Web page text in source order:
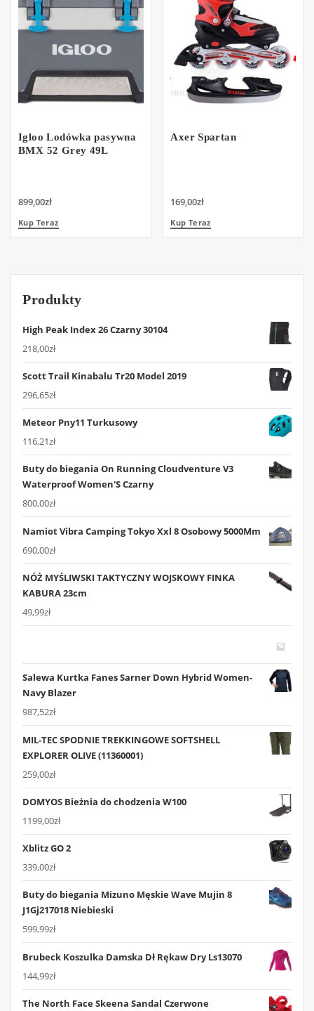
Igloo Lodówka pasywna
BMX 52 Grey 49L
899,00zł
Kup Teraz
Axer Spartan
169,00zł
Kup Teraz
Produkty
High Peak Index 26 Czarny 30104
218,00zł
Scott Trail Kinabalu Tr20 Model 2019
296,65zł
Meteor Pny11 Turkusowy
116,21zł
Buty do biegania On Running Cloudventure V3
Waterproof Women'S Czarny
800,00zł
Namiot Vibra Camping Tokyo Xxl 8 Osobowy 5000Mm
690,00zł
NÓŻ MYŚLIWSKI TAKTYCZNY WOJSKOWY FINKA
KABURA 23cm
49,99zł
Salewa Kurtka Fanes Sarner Down Hybrid Women-
Navy Blazer
987,52zł
MIL-TEC SPODNIE TREKKINGOWE SOFTSHELL
EXPLORER OLIVE (11360001)
259,00zł
DOMYOS Bieżnia do chodzenia W100
1199,00zł
Xblitz GO 2
339,00zł
Buty do biegania Mizuno Męskie Wave Mujin 8
J1Gj217018 Niebieski
599,99zł
Brubeck Koszulka Damska Dł Rękaw Dry Ls13070
144,99zł
The North Face Skeena Sandal Czerwone